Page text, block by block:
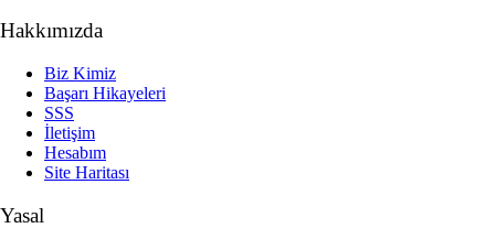
Hakkımızda
Biz Kimiz
Başarı Hikayeleri
SSS
İletişim
Hesabım
Site Haritası
Yasal